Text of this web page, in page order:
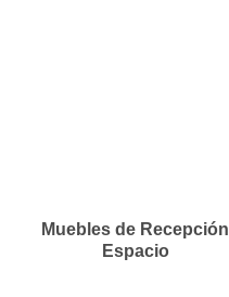
Muebles de Recepción
Espacio